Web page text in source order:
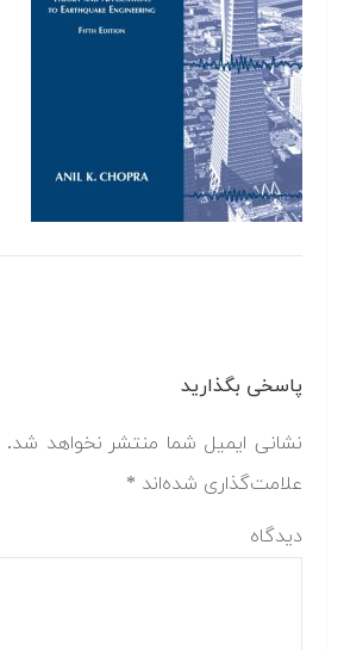
پاسخی بگذارید
نشانی ایمیل شما منتشر نخواهد شد.
علامت‌گذاری شده‌اند *
دیدگاه